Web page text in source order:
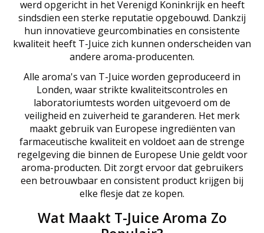
werd opgericht in het Verenigd Koninkrijk en heeft
sindsdien een sterke reputatie opgebouwd. Dankzij
hun innovatieve geurcombinaties en consistente
kwaliteit heeft T-Juice zich kunnen onderscheiden van
andere aroma-producenten.
Alle aroma's van T-Juice worden geproduceerd in
Londen, waar strikte kwaliteitscontroles en
laboratoriumtests worden uitgevoerd om de
veiligheid en zuiverheid te garanderen. Het merk
maakt gebruik van Europese ingrediënten van
farmaceutische kwaliteit en voldoet aan de strenge
regelgeving die binnen de Europese Unie geldt voor
aroma-producten. Dit zorgt ervoor dat gebruikers
een betrouwbaar en consistent product krijgen bij
elke flesje dat ze kopen.
Wat Maakt T-Juice Aroma Zo